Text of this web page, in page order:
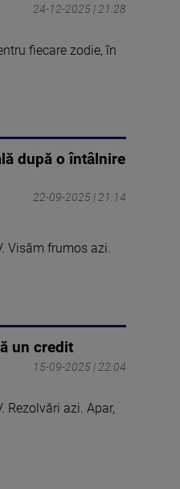
24-12-2025 | 21:28
fiecare zodie, în
după o întâlnire
22-09-2025 | 21:14
Visăm frumos azi.
un credit
15-09-2025 | 22:04
Rezolvări azi. Apar,